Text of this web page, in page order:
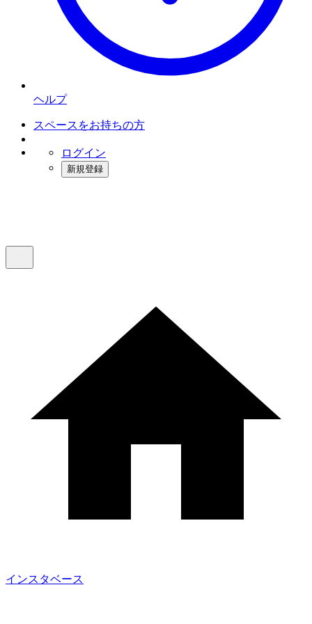
ヘルプ
スペースをお持ちの方
ログイン
新規登録
インスタベース